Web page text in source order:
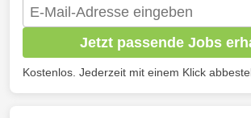
Jetzt passende Jobs
Kostenlos. Jederzeit mit einem Klick